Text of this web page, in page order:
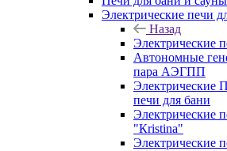
Электрические печи
Назад
Электрические
Автономные
пара АЭГПП
печи для бани
Электрические
"Кristina"
Электрические